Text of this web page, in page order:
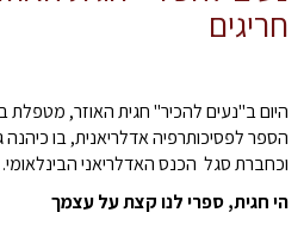
חריגים
הספר לפסיכותרפיה אדלריאנית, בו
וכחברת סגל הכנס האדלריאני הבינלאומי.
הי חגית, ספרי לנו קצת על עצמך